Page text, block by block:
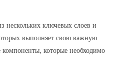
нескольких ключевых слоев и
выполняет свою важную
которые необходимо